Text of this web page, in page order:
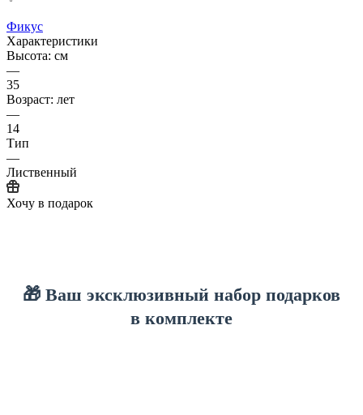
Фикус
Характеристики
Высота: см
—
35
Возраст: лет
—
14
Тип
—
Лиственный
Хочу в подарок
🎁 Ваш эксклюзивный набор подарков
в комплекте